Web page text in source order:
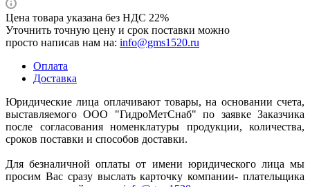
Цена товара указана без НДС 22%
Уточнить точную цену и срок поставки можно
просто написав нам на: info@gms1520.ru
Оплата
Доставка
Юридические лица оплачивают товары, на основании счета,
выставляемого ООО "ГидроМетСнаб" по заявке Заказчика
после согласования номенклатуры продукции, количества,
сроков поставки и способов доставки.
Для безналичной оплаты от имени юридического лица мы
просим Вас сразу выслать карточку компании- плательщика